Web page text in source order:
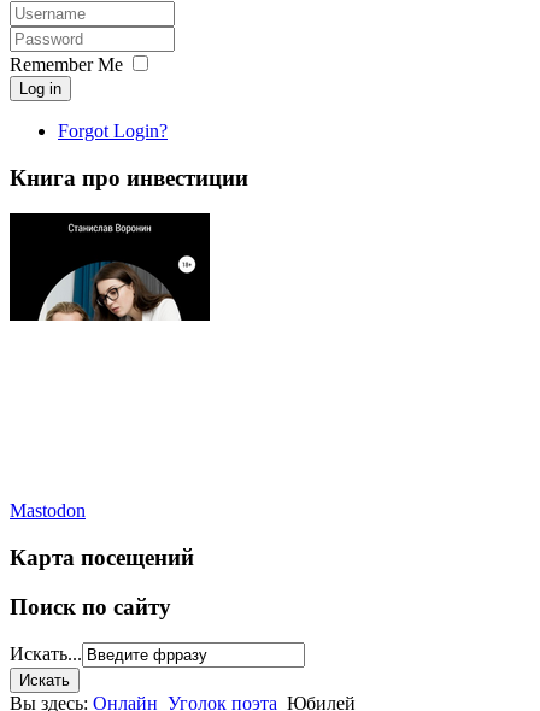
Remember Me
Log in
Forgot Login?
Книга про инвестиции
Mastodon
Карта посещений
Поиск по сайту
Искать...
Вы здесь: Онлайн Уголок поэта Юбилей